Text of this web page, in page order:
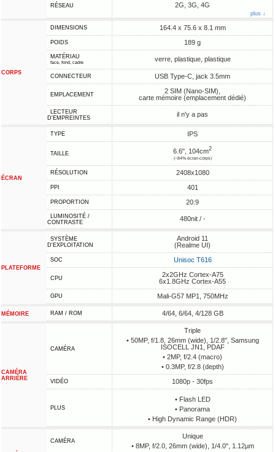
RÉSEAU 2G, 3G, 4G
plus ↓
CORPS
DIMENSIONS 164.4 x 75.6 x 8.1 mm
POIDS 189 g
MATÉRIAU
face, fond, cadre verre, plastique, plastique
CONNECTEUR USB Type-C, jack 3.5mm
EMPLACEMENT
2 SIM (Nano-SIM),
carte mémoire (emplacement dédié)
LECTEUR
D'EMPREINTES
il n'y a pas
ÉCRAN
TYPE IPS
TAILLE 6.6", 104cm2
(~84% écran-corps)
RÉSOLUTION 2408x1080
PPI 401
PROPORTION 20:9
LUMINOSITÉ /
CONTRASTE
480nit / -
PLATEFORME
SYSTÈME
D'EXPLOITATION
Android 11
(Realme UI)
SOC Unisoc T616
CPU
2x2GHz Cortex-A75
6x1.8GHz Cortex-A55
GPU Mali-G57 MP1, 750MHz
MÉMOIRE RAM / ROM 4/64, 6/64, 4/128 GB
CAMÉRA
ARRIÈRE
CAMÉRA
Triple
• 50MP, f/1.8, 26mm (wide), 1/2.8", Samsung
ISOCELL JN1, PDAF
• 2MP, f/2.4 (macro)
• 0.3MP, f/2.8 (depth)
VIDÉO 1080p - 30fps
PLUS
• Flash LED
• Panorama
• High Dynamic Range (HDR)
CAMÉRA
Unique
• 8MP, f/2.0, 26mm (wide), 1/4.0", 1.12µm